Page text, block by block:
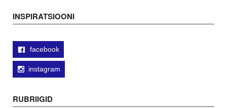
INSPIRATSIOONI
facebook
instagram
RUBRIIGID